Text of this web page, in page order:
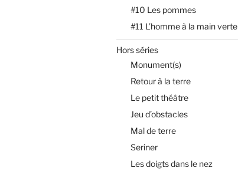
#10 Les pommes
#11 L’homme à la main verte
Hors séries
Monument(s)
Retour à la terre
Le petit théâtre
Jeu d’obstacles
Mal de terre
Seriner
Les doigts dans le nez